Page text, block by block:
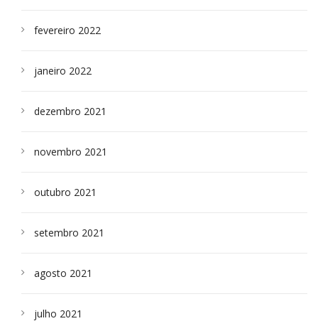
fevereiro 2022
janeiro 2022
dezembro 2021
novembro 2021
outubro 2021
setembro 2021
agosto 2021
julho 2021